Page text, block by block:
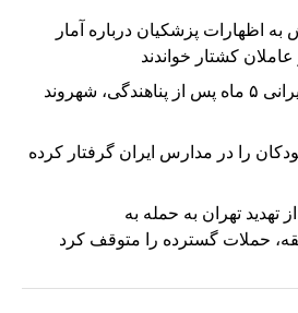
اظهارات پزشکیان درباره آمار
عاملان کشتار خواندند
دو فوتبالیست زن ایرانی ۵ ماه پس از پناهندگی، شهروند
را در مدارس ایران گرفتار کرده
تهدید تهران به حمله به
حملات گسترده را متوقف کرد